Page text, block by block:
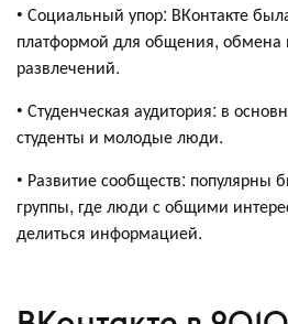
• Социальный упор: ВКонтакте
платформой для общения,
развлечений.
• Студенческая аудитория: в
студенты и молодые люди.
• Развитие сообществ: популярны
группы, где люди с общими
делиться информацией.